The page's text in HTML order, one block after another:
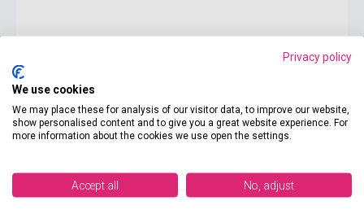
Privacy policy
We use cookies
We may place these for analysis of our visitor data, to improve our website,
show personalised content and to give you a great website experience. For
more information about the cookies we use open the settings.
Accept all No, adjust